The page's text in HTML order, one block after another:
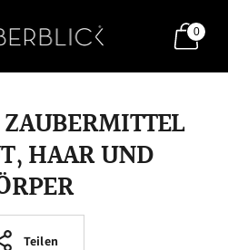
0
HAAR UND
Teilen